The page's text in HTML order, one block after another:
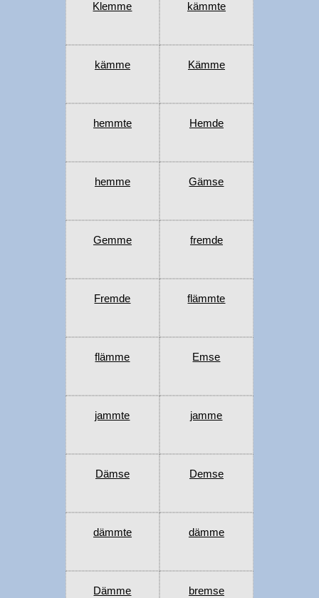
Klemme kämmte
kämme Kämme
hemmte Hemde
hemme Gämse
Gemme fremde
Fremde flämmte
flämme Emse
jammte jamme
Dämse Demse
dämmte dämme
Dämme bremse